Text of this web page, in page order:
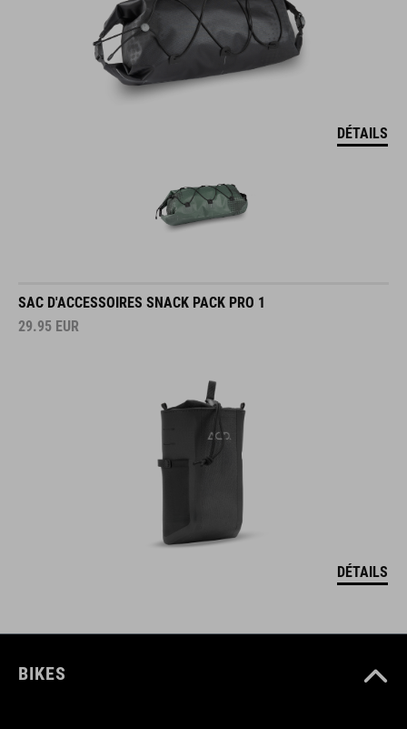
DÉTAILS
SAC D'ACCESSOIRES SNACK PACK PRO 1
29.95 EUR
DÉTAILS
BIKES